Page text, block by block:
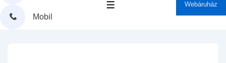
Mobil
MENÜ Webáruház